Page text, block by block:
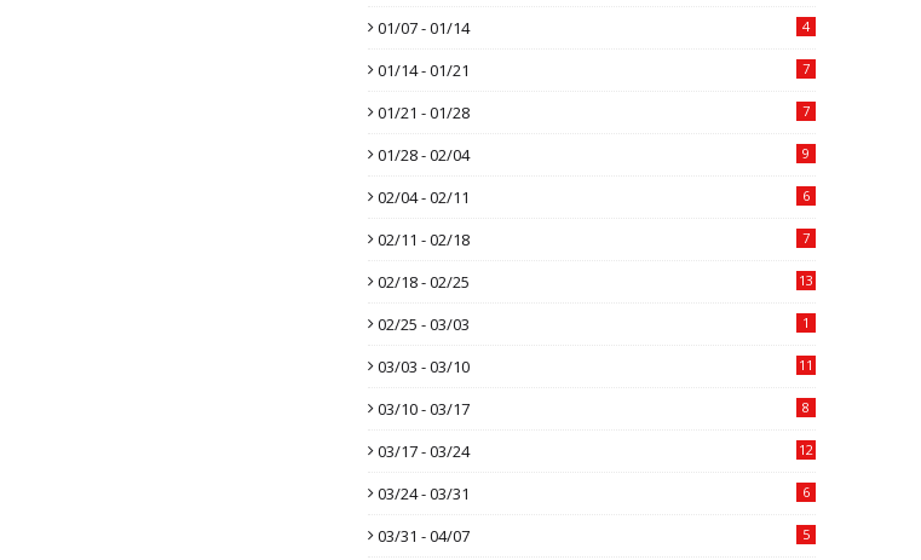
01/07 - 01/14 4
01/14 - 01/21 7
01/21 - 01/28 7
01/28 - 02/04 9
02/04 - 02/11 6
02/11 - 02/18 7
02/18 - 02/25 13
02/25 - 03/03 1
03/03 - 03/10 11
03/10 - 03/17 8
03/17 - 03/24 12
03/24 - 03/31 6
03/31 - 04/07 5